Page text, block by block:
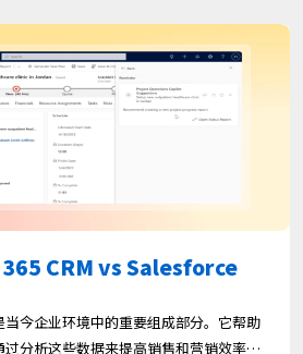
CRM vs Salesforce
当今企业环境中的重要组成部分。它帮助
分析这些数据来提高销售和营销效率。